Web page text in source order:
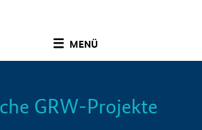
MENÜ
Info
GRW-Projekte